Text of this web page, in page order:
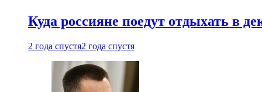
Куда россияне поедут отдыхать в
2 года спустя2 года спустя